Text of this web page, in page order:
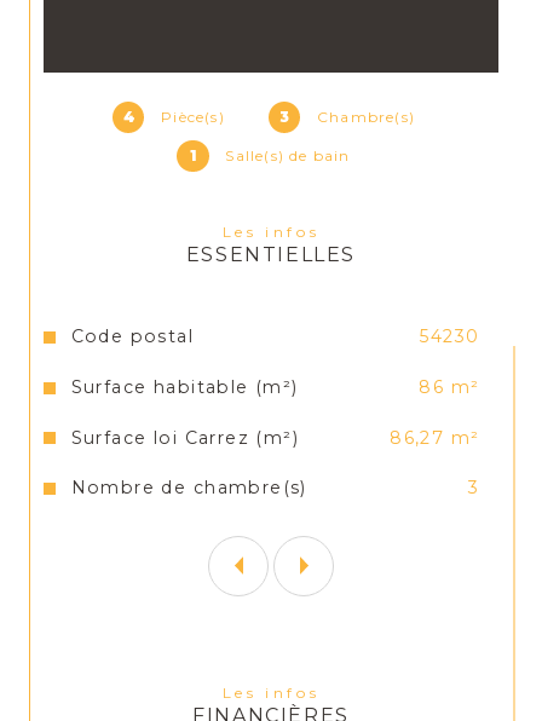
4 Pièce(s) 3 Chambre(s)
1 Salle(s) de bain
Les infos
ESSENTIELLES
Caractéristiques Valeurs
Code postal 54230
Surface habitable (m²) 86 m²
Surface loi Carrez (m²) 86,27 m²
Nombre de chambre(s) 3
- 1 chambre 12m²
- 1 chambre 10m²
- 1 chambre 9m²
- 1 salle de bain
Double vitrage PVC
Faibles charges de copropriété
Les infos
FINANCIÈRES